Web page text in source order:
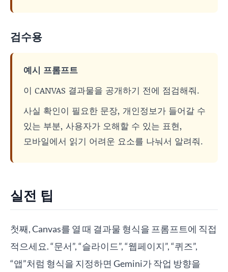
검수용
예시 프롬프트
이 CANVAS 결과물을 공개하기 전에 점검해줘.
사실 확인이 필요한 문장, 개인정보가 들어갈 수
있는 부분, 사용자가 오해할 수 있는 표현,
모바일에서 읽기 어려운 요소를 나눠서 알려줘.
실전 팁
첫째, Canvas를 열 때 결과물 형식을 프롬프트에 직접
적으세요. “문서”, “슬라이드”, “웹페이지”, “퀴즈”,
“앱”처럼 형식을 지정하면 Gemini가 작업 방향을